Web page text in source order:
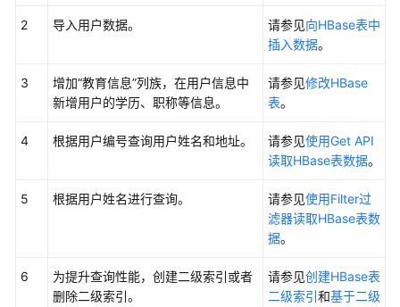
应
发
简
MRS
发
样
2 导入用户数据。 请参见向HBase表中
插入数据。
3
增加“教育信息”列族，在用户信息中
新增用户的学历、职称等信息。
请参见修改HBase
表。
4 根据用户编号查询用户姓名和地址。 请参见使用Get API
读取HBase表数据。
5 根据用户姓名进行查询。 请参见使用Filter过
滤器读取HBase表数
据。
6
为提升查询性能，创建二级索引或者
删除二级索引。
请参见创建HBase表
二级索引和基于二级